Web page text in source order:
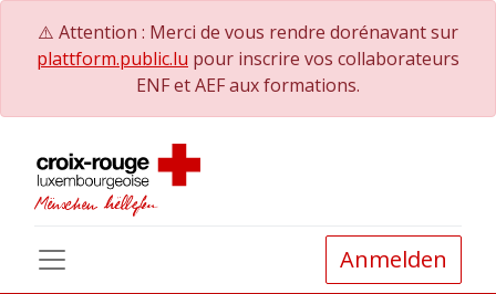
⚠️ Attention : Merci de vous rendre dorénavant sur
plattform.public.lu pour inscrire vos collaborateurs
ENF et AEF aux formations.
Anmelden